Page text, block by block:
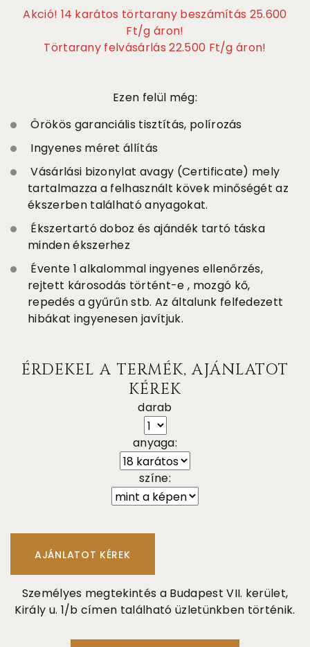
Akció! 14 karátos törtarany beszámítás 25.600
Ft/g áron!
Törtarany felvásárlás 22.500 Ft/g áron!
Ezen felül még:
Örökös garanciális tisztítás, polírozás
Ingyenes méret állítás
Vásárlási bizonylat avagy (Certificate) mely
tartalmazza a felhasznált kövek minőségét az
ékszerben található anyagokat.
Ékszertartó doboz és ajándék tartó táska
minden ékszerhez
Évente 1 alkalommal ingyenes ellenőrzés,
rejtett károsodás történt-e , mozgó kő,
repedés a gyűrűn stb. Az általunk felfedezett
hibákat ingyenesen javítjuk.
ÉRDEKEL A TERMÉK, AJÁNLATOT
KÉREK
darab
anyaga:
színe:
Személyes megtekintés a Budapest VII. kerület,
Király u. 1/b címen található üzletünkben történik.